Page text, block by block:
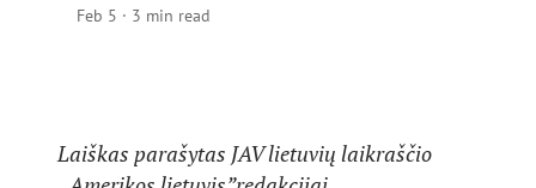
Feb 5 · 3 min read
Laiškas parašytas JAV lietuvių laikraščio